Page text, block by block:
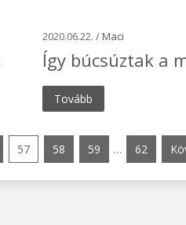
2020.06.22. /Maci
Így búcsúztak a
Tovább
57 58 59 … 62